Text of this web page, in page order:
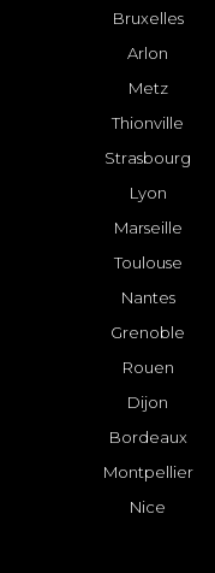
Bruxelles
Arlon
Metz
Thionville
Strasbourg
Lyon
Marseille
Toulouse
Nantes
Grenoble
Rouen
Dijon
Bordeaux
Montpellier
Nice